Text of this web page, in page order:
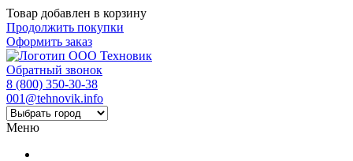
Товар добавлен в корзину
Продолжить покупки
Оформить заказ
Обратный звонок
8 (800) 350-30-38
001@tehnovik.info
Меню